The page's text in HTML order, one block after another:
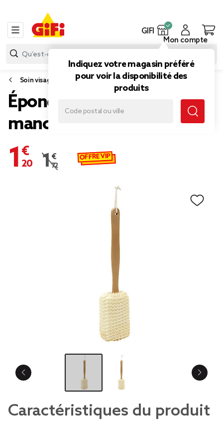
GIFI
Indiquez votre magasin préféré
pour voir la disponibilité des
produits
Mon compte
Soin visage et corps
Éponge de douche avec
manche en bois L38cm
1,20 €
Prix remisé de 1,72 € à 1,20 €
1,72 € OFFRE VIP
Caractéristiques du produit